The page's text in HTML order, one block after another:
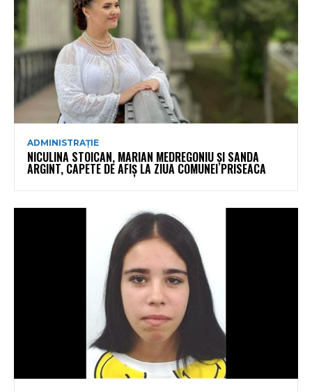
ADMINISTRAȚIE
NICULINA STOICAN, MARIAN MEDREGONIU ȘI SANDA
ARGINT, CAPETE DE AFIȘ LA ZIUA COMUNEI PRISEACA